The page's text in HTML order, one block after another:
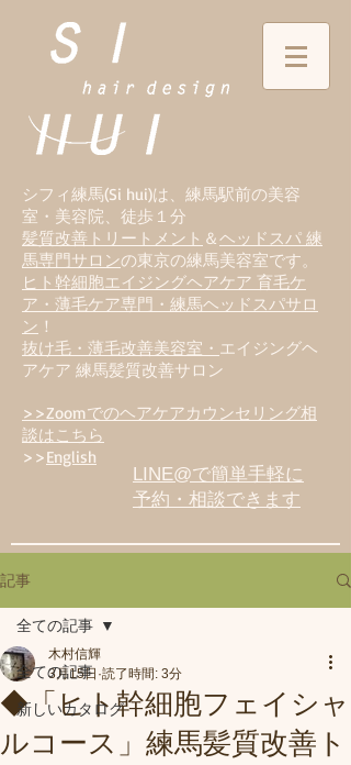
シフィ練馬(Si hui)は、 練馬駅前の美容
室・美容院、徒歩１分
髪質改善トリートメント ＆ヘッドスパ 練
馬専門サロンの東京の練馬美容室です。
ヒト幹細胞エイジングヘアケア 育毛ケ
ア・薄毛ケア専門・練馬ヘッドスパサロ
ン ！
抜け毛・薄毛改善美容室・ エイジングヘ
アケア 練馬髪質改善サロン
>>Zoomでのヘアケアカウンセリング相
談はこちら
>>English
LINE@で簡単手軽に
予約・相談できます
記事
全ての記事
新しいカタログ
全ての記事
◆「ヒト幹細胞フェイシャ
ルコース」練馬髪質改善ト
木村信輝
3月15日 読了時間: 3分